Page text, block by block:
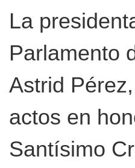
La
Parlamento
Astrid
actos en
Santísimo